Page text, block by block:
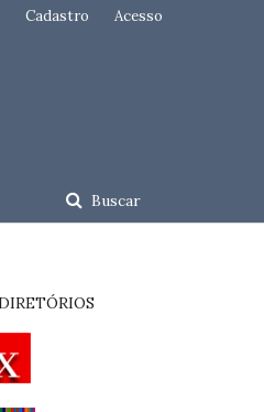
Buscar
Cadastro Acesso